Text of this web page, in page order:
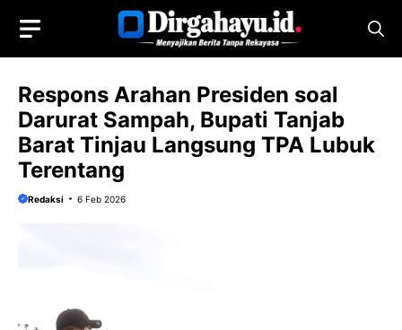
isi
Respons Arahan Presiden soal
Darurat Sampah, Bupati Tanjab
Barat Tinjau Langsung TPA Lubuk
Terentang
Redaksi 6 Feb 2026